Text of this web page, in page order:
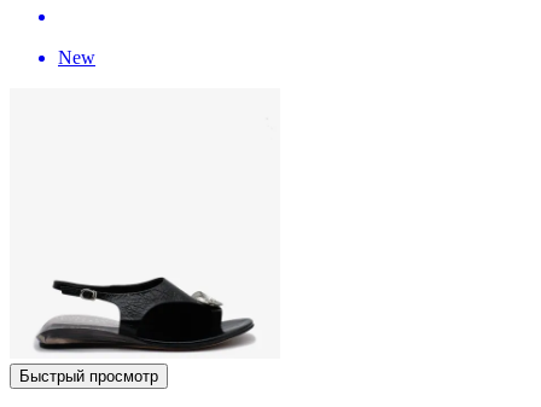
New
Быстрый просмотр